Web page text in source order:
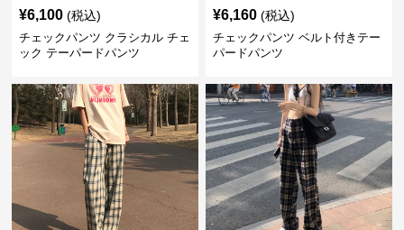
¥6,100 (税込)
チェックパンツ クラシカル チェ
ック テーパードパンツ
¥6,160 (税込)
チェックパンツ ベルト付きテー
パードパンツ